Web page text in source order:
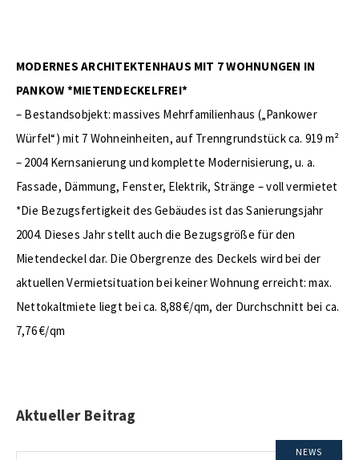
MODERNES ARCHITEKTENHAUS MIT 7 WOHNUNGEN IN
PANKOW *MIETENDECKELFREI*
– Bestandsobjekt: massives Mehrfamilienhaus („Pankower
Würfel“) mit 7 Wohneinheiten, auf Trenngrundstück ca. 919 m²
– 2004 Kernsanierung und komplette Modernisierung, u. a.
Fassade, Dämmung, Fenster, Elektrik, Stränge – voll vermietet
*Die Bezugsfertigkeit des Gebäudes ist das Sanierungsjahr
2004. Dieses Jahr stellt auch die Bezugsgröße für den
Mietendeckel dar. Die Obergrenze des Deckels wird bei der
aktuellen Vermietsituation bei keiner Wohnung erreicht: max.
Nettokaltmiete liegt bei ca. 8,88 €/qm, der Durchschnitt bei ca.
7,76 €/qm
Aktueller Beitrag
NEWS